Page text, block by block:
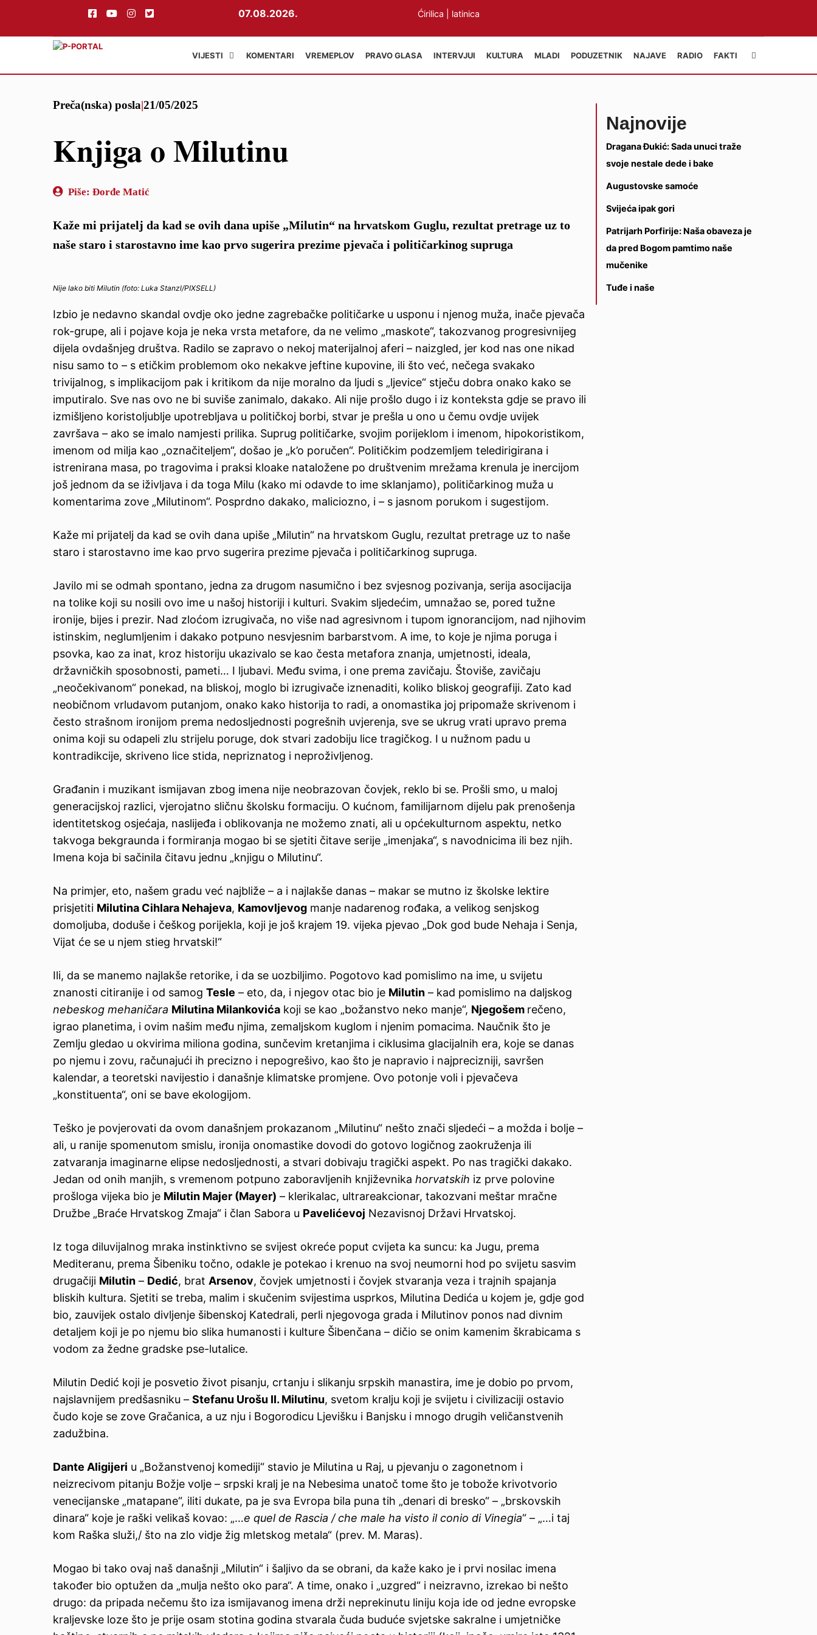
07.08.2026. Ćirilica latinica
VIJESTI KOMENTARI VREMEPLOV PRAVO GLASA INTERVJUI KULTURA MLADI PODUZETNIK NAJAVE RADIO FAKTI
Preča(nska) posla|21/05/2025
Knjiga o Milutinu
Piše: Đorđe Matić
Kaže mi prijatelj da kad se ovih dana upiše „Milutin“ na hrvatskom Guglu, rezultat pretrage uz to
naše staro i starostavno ime kao prvo sugerira prezime pjevača i političarkinog supruga
Nije lako biti Milutin (foto: Luka Stanzl/PIXSELL)
Izbio je nedavno skandal ovdje oko jedne zagrebačke političarke u usponu i njenog muža, inače pjevača
rok-grupe, ali i pojave koja je neka vrsta metafore, da ne velimo „maskote“, takozvanog progresivnijeg
dijela ovdašnjeg društva. Radilo se zapravo o nekoj materijalnoj aferi – naizgled, jer kod nas one nikad
nisu samo to – s etičkim problemom oko nekakve jeftine kupovine, ili što već, nečega svakako
trivijalnog, s implikacijom pak i kritikom da nije moralno da ljudi s „ljevice“ stječu dobra onako kako se
imputiralo. Sve nas ovo ne bi suviše zanimalo, dakako. Ali nije prošlo dugo i iz konteksta gdje se pravo ili
izmišljeno koristoljublje upotrebljava u političkoj borbi, stvar je prešla u ono u čemu ovdje uvijek
završava – ako se imalo namjesti prilika. Suprug političarke, svojim porijeklom i imenom, hipokoristikom,
imenom od milja kao „označiteljem“, došao je „k’o poručen“. Političkim podzemljem teledirigirana i
istrenirana masa, po tragovima i praksi kloake nataložene po društvenim mrežama krenula je inercijom
još jednom da se iživljava i da toga Milu (kako mi odavde to ime sklanjamo), političarkinog muža u
komentarima zove „Milutinom“. Posprdno dakako, maliciozno, i – s jasnom porukom i sugestijom.
Kaže mi prijatelj da kad se ovih dana upiše „Milutin“ na hrvatskom Guglu, rezultat pretrage uz to naše
staro i starostavno ime kao prvo sugerira prezime pjevača i političarkinog supruga.
Javilo mi se odmah spontano, jedna za drugom nasumično i bez svjesnog pozivanja, serija asocijacija
na tolike koji su nosili ovo ime u našoj historiji i kulturi. Svakim sljedećim, umnažao se, pored tužne
ironije, bijes i prezir. Nad zloćom izrugivača, no više nad agresivnom i tupom ignorancijom, nad njihovim
istinskim, neglumljenim i dakako potpuno nesvjesnim barbarstvom. A ime, to koje je njima poruga i
psovka, kao za inat, kroz historiju ukazivalo se kao česta metafora znanja, umjetnosti, ideala,
državničkih sposobnosti, pameti… I ljubavi. Među svima, i one prema zavičaju. Štoviše, zavičaju
„neočekivanom“ ponekad, na bliskoj, moglo bi izrugivače iznenaditi, koliko bliskoj geografiji. Zato kad
neobičnom vrludavom putanjom, onako kako historija to radi, a onomastika joj pripomaže skrivenom i
često strašnom ironijom prema nedosljednosti pogrešnih uvjerenja, sve se ukrug vrati upravo prema
onima koji su odapeli zlu strijelu poruge, dok stvari zadobiju lice tragičkog. I u nužnom padu u
kontradikcije, skriveno lice stida, nepriznatog i neproživljenog.
Građanin i muzikant ismijavan zbog imena nije neobrazovan čovjek, reklo bi se. Prošli smo, u maloj
generacijskoj razlici, vjerojatno sličnu školsku formaciju. O kućnom, familijarnom dijelu pak prenošenja
identitetskog osjećaja, naslijeđa i oblikovanja ne možemo znati, ali u općekulturnom aspektu, netko
takvoga bekgraunda i formiranja mogao bi se sjetiti čitave serije „imenjaka“, s navodnicima ili bez njih.
Imena koja bi sačinila čitavu jednu „knjigu o Milutinu“.
Na primjer, eto, našem gradu već najbliže – a i najlakše danas – makar se mutno iz školske lektire
prisjetiti Milutina Cihlara Nehajeva, Kamovljevog manje nadarenog rođaka, a velikog senjskog
domoljuba, doduše i češkog porijekla, koji je još krajem 19. vijeka pjevao „Dok god bude Nehaja i Senja,
Vijat će se u njem stieg hrvatski!“
Ili, da se manemo najlakše retorike, i da se uozbiljimo. Pogotovo kad pomislimo na ime, u svijetu
znanosti citiranije i od samog Tesle – eto, da, i njegov otac bio je Milutin – kad pomislimo na daljskog
nebeskog mehaničara Milutina Milankovića koji se kao „božanstvo neko manje“, Njegošem rečeno,
igrao planetima, i ovim našim među njima, zemaljskom kuglom i njenim pomacima. Naučnik što je
Zemlju gledao u okvirima miliona godina, sunčevim kretanjima i ciklusima glacijalnih era, koje se danas
po njemu i zovu, računajući ih precizno i nepogrešivo, kao što je napravio i najprecizniji, savršen
kalendar, a teoretski navijestio i današnje klimatske promjene. Ovo potonje voli i pjevačeva
„konstituenta“, oni se bave ekologijom.
Teško je povjerovati da ovom današnjem prokazanom „Milutinu“ nešto znači sljedeći – a možda i bolje –
ali, u ranije spomenutom smislu, ironija onomastike dovodi do gotovo logičnog zaokruženja ili
zatvaranja imaginarne elipse nedosljednosti, a stvari dobivaju tragički aspekt. Po nas tragički dakako.
Jedan od onih manjih, s vremenom potpuno zaboravljenih književnika horvatskih iz prve polovine
prošloga vijeka bio je Milutin Majer (Mayer) – klerikalac, ultrareakcionar, takozvani meštar mračne
Družbe „Braće Hrvatskog Zmaja“ i član Sabora u Pavelićevoj Nezavisnoj Državi Hrvatskoj.
Iz toga diluvijalnog mraka instinktivno se svijest okreće poput cvijeta ka suncu: ka Jugu, prema
Mediteranu, prema Šibeniku točno, odakle je potekao i krenuo na svoj neumorni hod po svijetu sasvim
drugačiji Milutin – Dedić, brat Arsenov, čovjek umjetnosti i čovjek stvaranja veza i trajnih spajanja
bliskih kultura. Sjetiti se treba, malim i skučenim svijestima usprkos, Milutina Dedića u kojem je, gdje god
bio, zauvijek ostalo divljenje šibenskoj Katedrali, perli njegovoga grada i Milutinov ponos nad divnim
detaljem koji je po njemu bio slika humanosti i kulture Šibenčana – dičio se onim kamenim škrabicama s
vodom za žedne gradske pse-lutalice.
Milutin Dedić koji je posvetio život pisanju, crtanju i slikanju srpskih manastira, ime je dobio po prvom,
najslavnijem predšasniku – Stefanu Urošu II. Milutinu, svetom kralju koji je svijetu i civilizaciji ostavio
čudo koje se zove Gračanica, a uz nju i Bogorodicu Ljevišku i Banjsku i mnogo drugih veličanstvenih
zadužbina.
Dante Aligijeri u „Božanstvenoj komediji“ stavio je Milutina u Raj, u pjevanju o zagonetnom i
neizrecivom pitanju Božje volje – srpski kralj je na Nebesima unatoč tome što je tobože krivotvorio
venecijanske „matapane“, iliti dukate, pa je sva Evropa bila puna tih „denari di bresko“ – „brskovskih
dinara“ koje je raški velikaš kovao: „…e quel de Rascia / che male ha visto il conio di Vinegia“ – „…i taj
kom Raška služi,/ što na zlo vidje žig mletskog metala“ (prev. M. Maras).
Mogao bi tako ovaj naš današnji „Milutin“ i šaljivo da se obrani, da kaže kako je i prvi nosilac imena
također bio optužen da „mulja nešto oko para“. A time, onako i „uzgred“ i neizravno, izrekao bi nešto
drugo: da pripada nečemu što iza ismijavanog imena drži neprekinutu liniju koja ide od jedne evropske
kraljevske loze što je prije osam stotina godina stvarala čuda buduće svjetske sakralne i umjetničke
Najnovije
Dragana Đukić: Sada unuci traže
svoje nestale dede i bake
Augustovske samoće
Svijeća ipak gori
Patrijarh Porfirije: Naša obaveza je
da pred Bogom pamtimo naše
mučenike
Tuđe i naše